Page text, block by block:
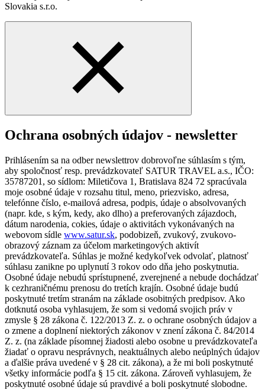
Slovakia s.r.o.
Ochrana osobných údajov - newsletter
Prihlásením sa na odber newslettrov dobrovoľne súhlasím s tým,
aby spoločnosť resp. prevádzkovateľ SATUR TRAVEL a.s., IČO:
35787201, so sídlom: Miletičova 1, Bratislava 824 72 spracúvala
moje osobné údaje v rozsahu titul, meno, priezvisko, adresa,
telefónne číslo, e-mailová adresa, podpis, údaje o absolvovaných
(napr. kde, s kým, kedy, ako dlho) a preferovaných zájazdoch,
dátum narodenia, cokies, údaje o aktivitách vykonávaných na
webovom sídle www.satur.sk, podobizeň, zvukový, zvukovo-
obrazový záznam za účelom marketingových aktivít
prevádzkovateľa. Súhlas je možné kedykoľvek odvolať, platnosť
súhlasu zanikne po uplynutí 3 rokov odo dňa jeho poskytnutia.
Osobné údaje nebudú sprístupnené, zverejnené a nebude dochádzať
k cezhraničnému prenosu do tretích krajín. Osobné údaje budú
poskytnuté tretím stranám na základe osobitných predpisov. Ako
dotknutá osoba vyhlasujem, že som si vedomá svojich práv v
zmysle § 28 zákona č. 122/2013 Z. z. o ochrane osobných údajov a
o zmene a doplnení niektorých zákonov v znení zákona č. 84/2014
Z. z. (na základe písomnej žiadosti alebo osobne u prevádzkovateľa
žiadať o opravu nesprávnych, neaktuálnych alebo neúplných údajov
a ďalšie práva uvedené v § 28 cit. zákona), a že mi boli poskytnuté
všetky informácie podľa § 15 cit. zákona. Zároveň vyhlasujem, že
poskytnuté osobné údaje sú pravdivé a boli poskytnuté slobodne.